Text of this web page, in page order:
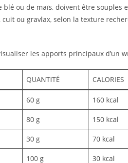
blé ou de maïs, doivent être souples
ou gravlax, selon la texture
les apports principaux d’un
QUANTITÉ CALORIES
60 g 160 kcal
80 g 150 kcal
30 g 70 kcal
100 g 30 kcal